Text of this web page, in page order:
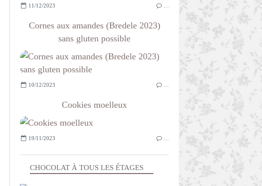
CHOCOLAT À TOUS LES ÉTAGES
11/12/2023
Cornes aux amandes (Bredele 2023)
sans gluten possible
10/12/2023
Cookies moelleux
19/11/2023